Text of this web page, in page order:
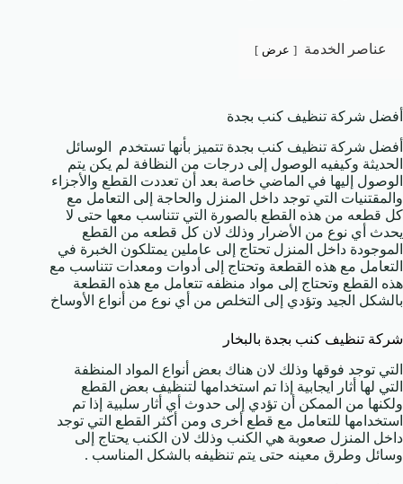
عناصر الخدمة عرض
أفضل شركة تنظيف كنب بجدة
أفضل شركة تنظيف كنب بجدة تتميز بأنها تستخدم الوسائل
الحديثة وكيفيه الوصول إلى درجات من النظافة لم يكن يتم
الوصول إليها في الماضي خاصة بعد أن تعددت القطع والأجزاء
والمقتنيات التي توجد داخل المنزل والحاجة إلى التعامل مع
كل قطعه من هذه القطع بالصورة التي تتناسب معها حتى لا
يحدث أي نوع من الأضرار وذلك لان كل قطعه من القطع
الموجودة داخل المنزل تحتاج إلى عاملين يمتلكون الخبرة في
التعامل مع هذه القطعة وتحتاج إلى أدوات ومعدات تتناسب مع
هذه القطع وتحتاج إلى مواد منظفه تتعامل مع هذه القطعة
بالشكل الجيد وتؤدي إلى التخلص من أي نوع من أنواع الأوساخ
شركة تنظيف كنب بجدة بالبخار
التي توجد فوقها وذلك لان هناك بعض أنواع المواد المنظفة
التي لها أثار ايجابية إذا تم استخدامها لتنظيف بعض القطع
ولكنها من الممكن أن تؤدي إلى حدوث أي أثار سلبية إذا تم
استخدامها للتعامل مع قطع أخرى ومن أكثر القطع التي توجد
داخل المنزل صعوبة هي الكنب وذلك لان الكنب يحتاج إلى
وسائل وطرق معينه حتى يتم تنظيفه بالشكل المناسب .